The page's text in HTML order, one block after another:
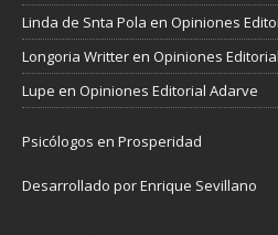
Linda de Snta Pola en Opiniones
Longoria Writteren Opiniones
Lupe en Opiniones Editorial Adarve
Psicólogos en Prosperidad
Desarrollado por Enrique Sevillano